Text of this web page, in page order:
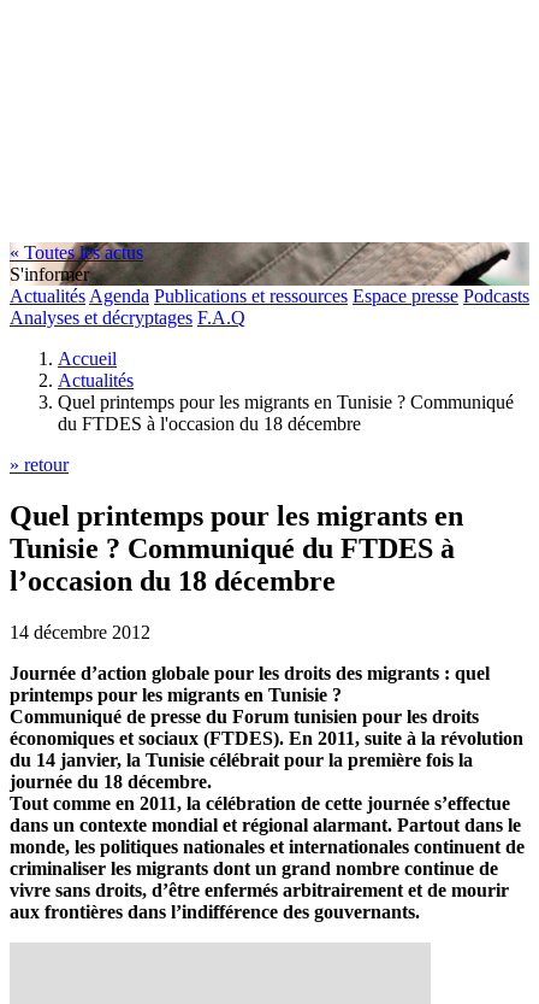
« Toutes les actus
S'informer
Actualités Agenda Publications et ressources Espace presse Podcasts
Analyses et décryptages F.A.Q
Accueil
Actualités
Quel printemps pour les migrants en Tunisie ? Communiqué
du FTDES à l'occasion du 18 décembre
» retour
Quel printemps pour les migrants en
Tunisie ? Communiqué du FTDES à
l’occasion du 18 décembre
14 décembre 2012
Journée d’action globale pour les droits des migrants : quel
printemps pour les migrants en Tunisie ?
Communiqué de presse du Forum tunisien pour les droits
économiques et sociaux (FTDES). En 2011, suite à la révolution
du 14 janvier, la Tunisie célébrait pour la première fois la
journée du 18 décembre.
Tout comme en 2011, la célébration de cette journée s’effectue
dans un contexte mondial et régional alarmant. Partout dans le
monde, les politiques nationales et internationales continuent de
criminaliser les migrants dont un grand nombre continue de
vivre sans droits, d’être enfermés arbitrairement et de mourir
aux frontières dans l’indifférence des gouvernants.